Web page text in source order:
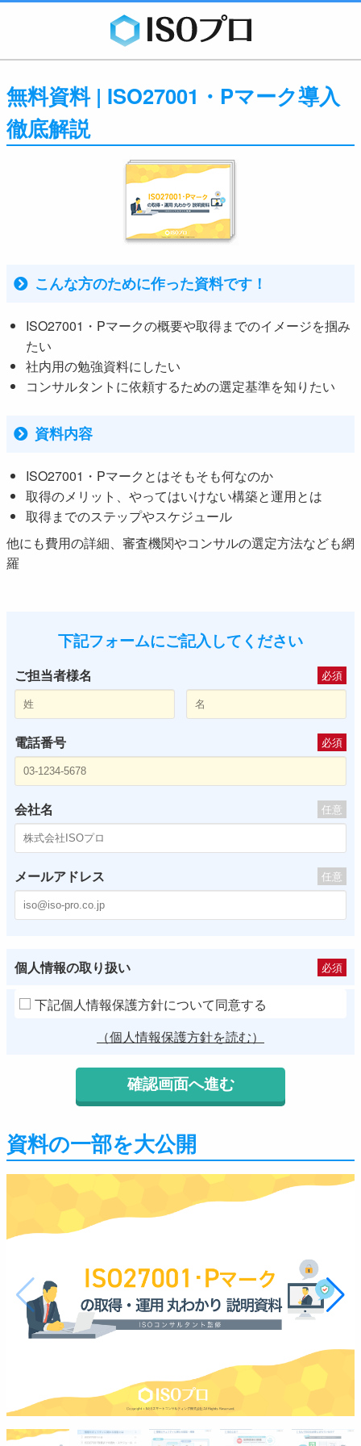
無料資料 | ISO27001・Pマーク導入
徹底解説
こんな方のために作った資料です！
ISO27001・Pマークの概要や取得までのイメージを掴み
たい
社内用の勉強資料にしたい
コンサルタントに依頼するための選定基準を知りたい
資料内容
ISO27001・Pマークとはそもそも何なのか
取得のメリット、やってはいけない構築と運用とは
取得までのステップやスケジュール
他にも費用の詳細、審査機関やコンサルの選定方法なども網
羅
下記フォームにご記入してください
ご担当者様名 必須
電話番号 必須
会社名 任意
メールアドレス 任意
個人情報の取り扱い 必須
下記個人情報保護方針について同意する
（個人情報保護方針を読む）
資料の一部を大公開